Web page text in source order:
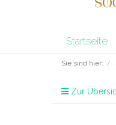
Startseite
Sie sind hier:
Zur